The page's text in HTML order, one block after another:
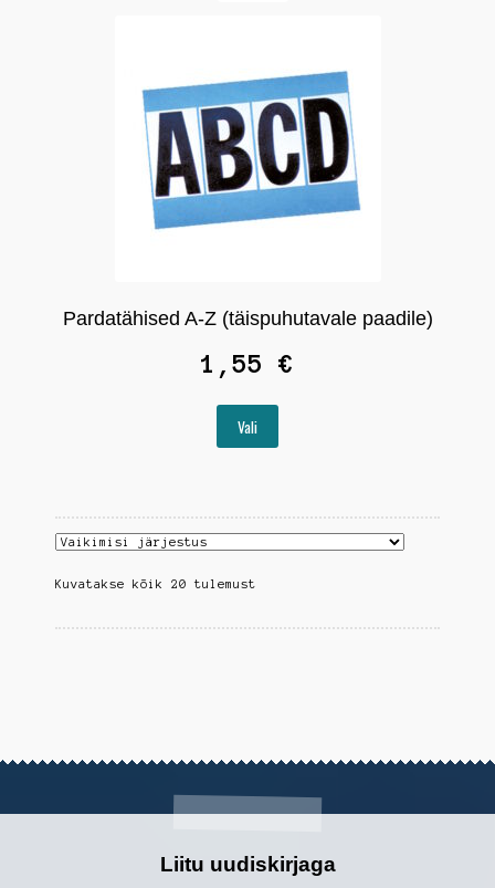
Pardatähised A-Z (täispuhutavale paadile)
1,55 €
Vali
Valikuid
Kuvatakse kõik 20 tulemust
Liitu uudiskirjaga